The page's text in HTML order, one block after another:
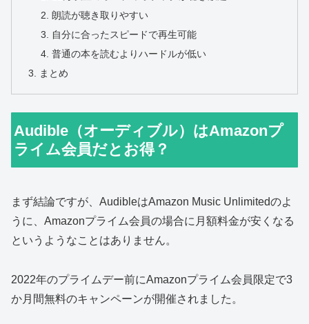
朗読が聴き取りやすい
自分に合ったスピードで再生可能
普通の本を読むよりハードルが低い
まとめ
Audible（オーディブル）はAmazonプ
ライム会員だとお得？
まず結論ですが、AudibleはAmazon Music Unlimitedのよ
うに、Amazonプライム会員の場合に月額料金が安くなる
というようなことはありません。
2022年のプライムデー前にAmazonプライム会員限定で3
か月間無料のキャンペーンが開催されました。